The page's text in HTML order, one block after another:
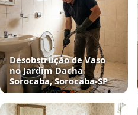
Desobstrução de Vaso
no Jardim Dacha
Sorocaba, Sorocaba‑SP